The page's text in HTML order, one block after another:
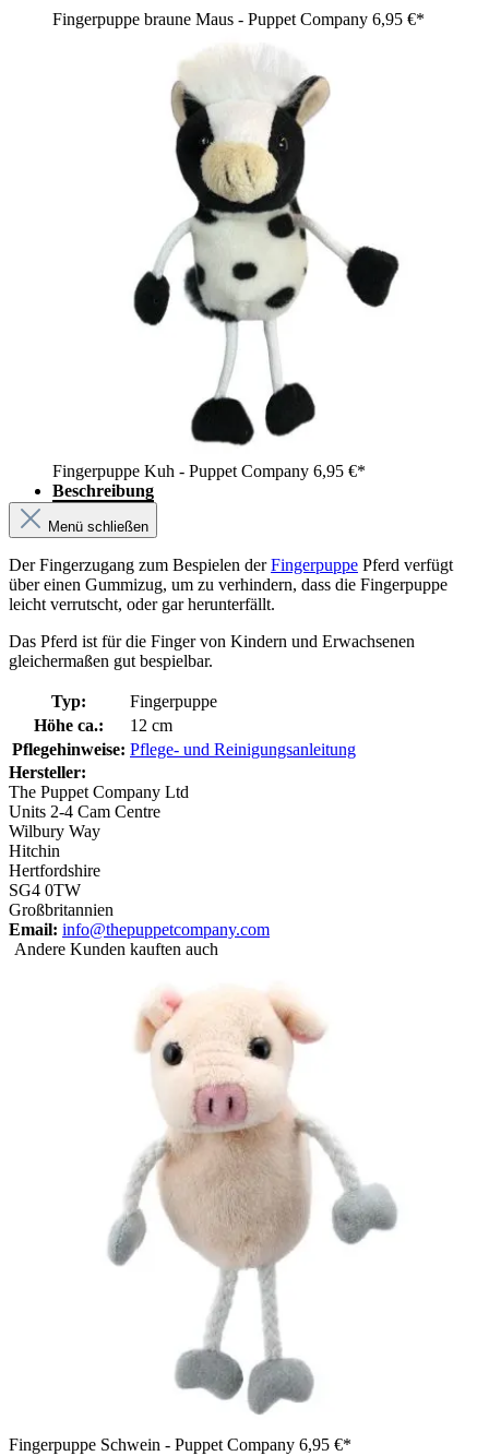
Fingerpuppe braune Maus - Puppet Company 6,95 €*
Fingerpuppe Kuh - Puppet Company 6,95 €*
Beschreibung
Menü schließen
Der Fingerzugang zum Bespielen derFingerpuppe Pferd verfügt
über einen Gummizug, um zu verhindern, dass die Fingerpuppe
leicht verrutscht, oder gar herunterfällt.
Das Pferd ist für die Finger von Kindern und Erwachsenen
gleichermaßen gut bespielbar.
Typ:
Fingerpuppe
Höhe ca.:
12 cm
Pflegehinweise: Pflege- und Reinigungsanleitung
Hersteller:
The Puppet Company Ltd
Units 2-4 Cam Centre
Wilbury Way
Hitchin
Hertfordshire
SG4 0TW
Großbritannien
Email: info@thepuppetcompany.com
Andere Kunden kauften auch
Fingerpuppe Schwein - Puppet Company 6,95 €*